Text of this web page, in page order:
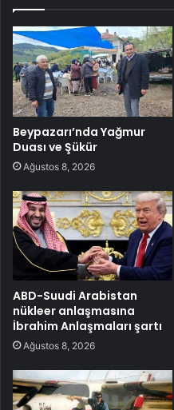
Beypazarı’nda Yağmur
Duası ve Şükür
Ağustos 8, 2026
ABD-Suudi Arabistan
nükleer anlaşmasına
İbrahim Anlaşmaları şartı
Ağustos 8, 2026